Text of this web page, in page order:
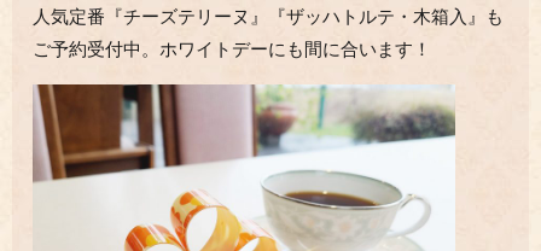
人気定番『チーズテリーヌ』『ザッハトルテ・木箱入』も
ご予約受付中。 ホワイトデーにも間に合います！